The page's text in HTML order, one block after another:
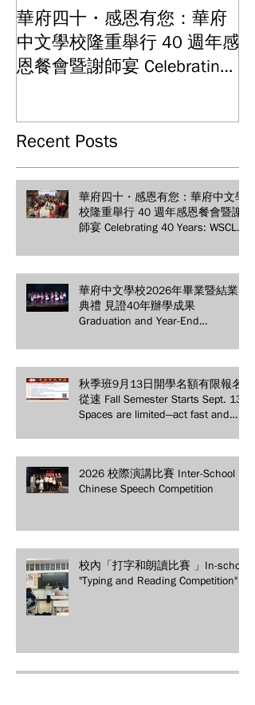
華府四十・感恩有您：華府
中文學校隆重舉行 40 週年感
恩餐會暨謝師宴 Celebrating
Appreciation Dinner
Recent Posts
華府四十・感恩有您：華府中文學
校隆重舉行 40 週年感恩餐會暨謝
師宴 Celebrating 40 Years: WSCLC
Appreciation Dinner
華府中文學校2026年畢業暨結業
典禮 見證40年辦學成果
Graduation and Year-End
Educational Achievements
秋季班9月13日開學名額有限報名
從速 Fall Semester Starts Sept. 13!
Spaces are limited—act fast and
2026 校際演講比賽 Inter-School
Chinese Speech Competition
校內「打字和朗讀比賽 」In-school
"Typing and Reading Competition"